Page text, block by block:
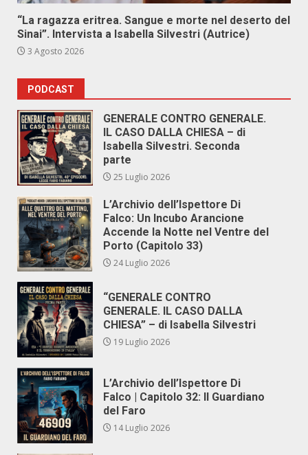
“La ragazza eritrea. Sangue e morte nel deserto del
Sinai”. Intervista a Isabella Silvestri (Autrice)
3 Agosto 2026
PODCAST
GENERALE CONTRO GENERALE.
IL CASO DALLA CHIESA – di
Isabella Silvestri. Seconda
parte
25 Luglio 2026
L’Archivio dell’Ispettore Di
Falco: Un Incubo Arancione
Accende la Notte nel Ventre del
Porto (Capitolo 33)
24 Luglio 2026
“GENERALE CONTRO
GENERALE. IL CASO DALLA
CHIESA” – di Isabella Silvestri
19 Luglio 2026
L’Archivio dell’Ispettore Di
Falco | Capitolo 32: Il Guardiano
del Faro
14 Luglio 2026